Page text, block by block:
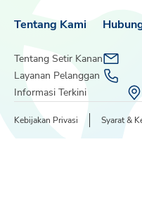
Tentang Kami
Tentang Setir Kanan
Layanan Pelanggan
Informasi Terkini
Kebijakan Privasi Syarat &